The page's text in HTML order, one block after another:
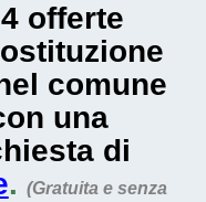
offerte
comune
una
di
. (Gratuita e senza